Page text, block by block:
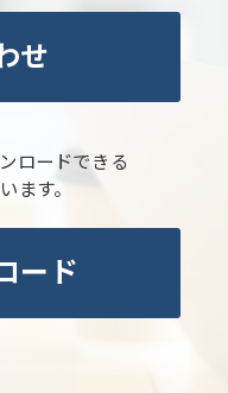
せ
ロードできる
ます。
ード